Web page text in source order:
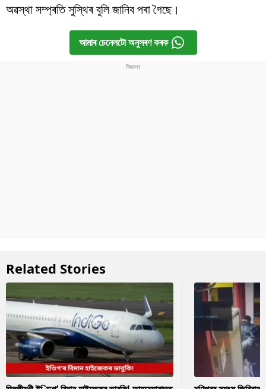
অৱস্থাসম্প্ৰতিসুস্থিৰবুলিজানিবপৰাগৈছে।
আমাৰ চেনেলটো অনুসৰণ কৰক
Related Stories